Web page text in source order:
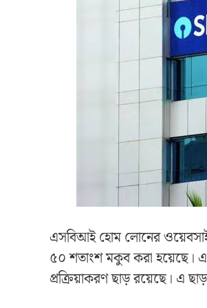
এসবিআই হোম লোনের
৫০ শতাংশ মকুব করা হয়েছে।
প্রক্রিয়াকরণ ছাড় রয়েছে। এ